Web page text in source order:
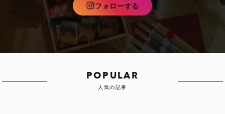
フォローする
POPULAR
人気の記事